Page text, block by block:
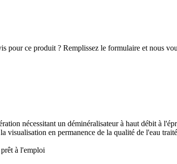
pour ce produit ? Remplissez le formulaire et nous
nécessitant un déminéralisateur à haut débit à
visualisation en permanence de la qualité de l'eau
à l'emploi